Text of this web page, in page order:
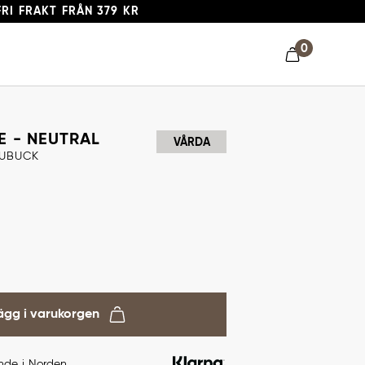
FRAKT FRÅN 379 KR
0
- NEUTRAL VÅRDA
i varukorgen